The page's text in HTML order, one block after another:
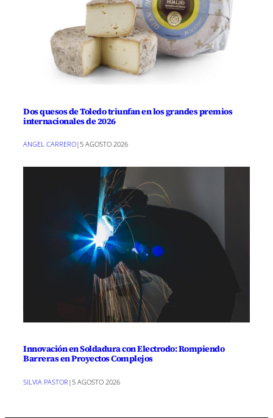
Dos quesos de Toledo triunfan en los grandes premios
internacionales de 2026
ANGEL CARRERO|5 AGOSTO 2026
Innovación en Soldadura con Electrodo: Rompiendo
Barreras en Proyectos Complejos
SILVIA PASTOR | 5 AGOSTO 2026